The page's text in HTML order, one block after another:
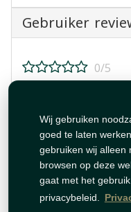
Wij gebruiken
goed te laten
gebruiken wij alleen
browsen op deze
gaat met het
privacybeleid.
Gebruiker
0/5
Beoordeling